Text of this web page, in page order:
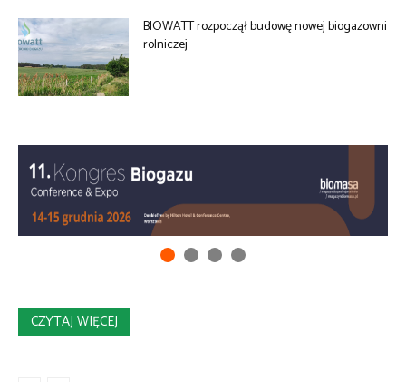
BIOWATT rozpoczął budowę nowej biogazowni
rolniczej
CZYTAJ WIĘCEJ